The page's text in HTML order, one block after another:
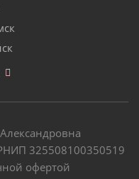
325508100350519
офертой